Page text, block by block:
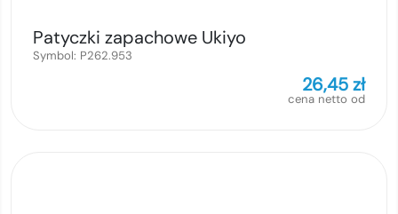
Patyczki zapachowe Ukiyo
Symbol: P262.953
26,45zł
cena netto od